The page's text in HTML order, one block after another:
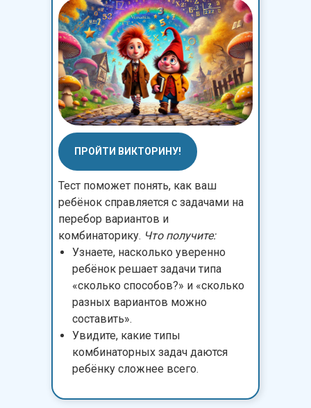
Тест поможет понять, как ваш
ребёнок справляется с задачами на
перебор вариантов и
комбинаторику. Что получите:
Узнаете, насколько уверенно
ребёнок решает задачи типа
«сколько способов?» и «сколько
разных вариантов можно
составить».
Увидите, какие типы
комбинаторных задач даются
ребёнку сложнее всего.
ПРОЙТИ ВИКТОРИНУ!